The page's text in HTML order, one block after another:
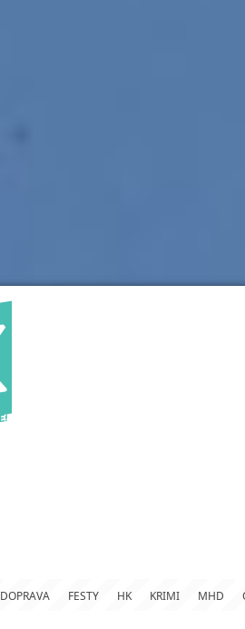
DOPRAVA FESTY HK KRIMI MHD